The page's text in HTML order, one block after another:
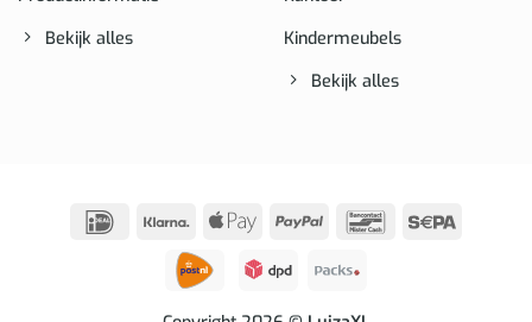
Bekijk alles
Kindermeubels
Bekijk alles
IDeal Klarna
Apple
PayPal Bancontact